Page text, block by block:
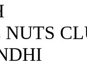
NUTS